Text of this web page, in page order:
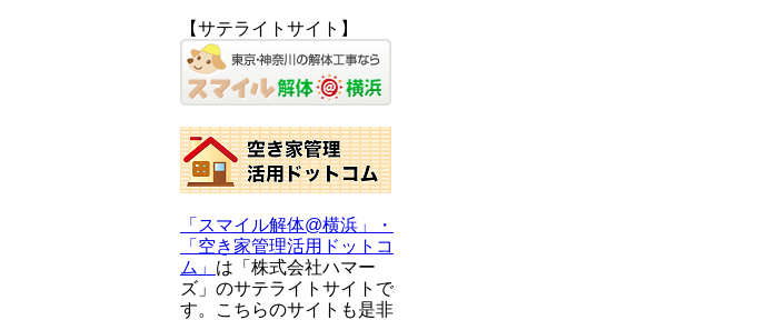
【サテライトサイト】
「スマイル解体@横浜」・
「空き家管理活用ドットコ
ム」 は「株式会社ハマー
ズ」のサテライトサイトで
す。こちらのサイトも是非